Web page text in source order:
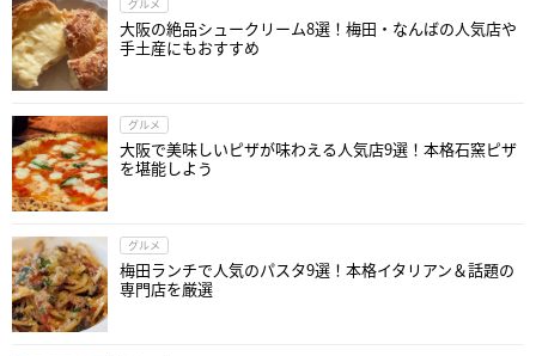
グルメ
大阪の絶品シュークリーム8選！梅田・なんばの人気店や
手土産にもおすすめ
グルメ
大阪で美味しいピザが味わえる人気店9選！本格石窯ピザ
を堪能しよう
グルメ
梅田ランチで人気のパスタ9選！本格イタリアン＆話題の
専門店を厳選